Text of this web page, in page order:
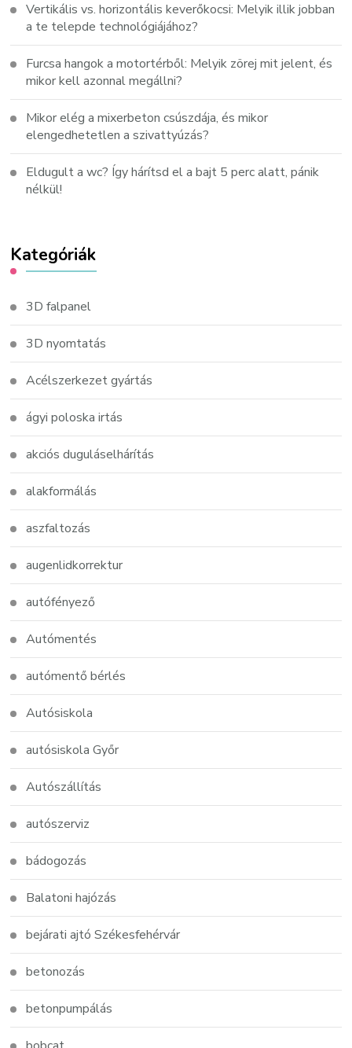
Vertikális vs. horizontális keverőkocsi: Melyik illik jobban
a te telepde technológiájához?
Furcsa hangok a motortérből: Melyik zörej mit jelent, és
mikor kell azonnal megállni?
Mikor elég a mixerbeton csúszdája, és mikor
elengedhetetlen a szivattyúzás?
Eldugult a wc? Így hárítsd el a bajt 5 perc alatt, pánik
nélkül!
Kategóriák
3D falpanel
3D nyomtatás
Acélszerkezet gyártás
ágyi poloska irtás
akciós duguláselhárítás
alakformálás
aszfaltozás
augenlidkorrektur
autófényező
Autómentés
autómentő bérlés
Autósiskola
autósiskola Győr
Autószállítás
autószerviz
bádogozás
Balatoni hajózás
bejárati ajtó Székesfehérvár
betonozás
betonpumpálás